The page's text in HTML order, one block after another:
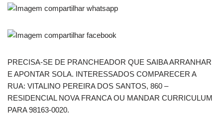
PRECISA-SE DE PRANCHEADOR QUE SAIBA ARRANHAR
E APONTAR SOLA. INTERESSADOS COMPARECER A
RUA: VITALINO PEREIRA DOS SANTOS, 860 –
RESIDENCIAL NOVA FRANCA OU MANDAR CURRICULUM
PARA 98163-0020.